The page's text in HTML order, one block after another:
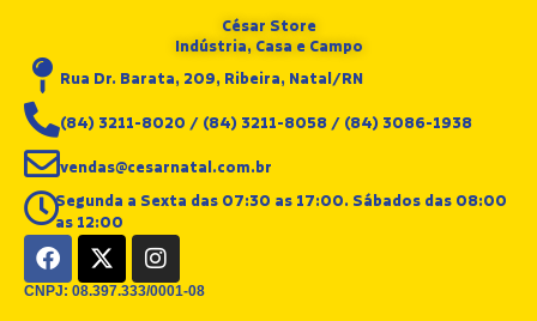
César Store
Indústria, Casa e Campo
Rua Dr. Barata, 209, Ribeira, Natal/RN
(84) 3211-8020 / (84) 3211-8058 / (84) 3086-1938
vendas@cesarnatal.com.br
Segunda a Sexta das 07:30 as 17:00. Sábados das 08:00
as 12:00
F
a
c
X
-
t
I
n
s
CNPJ: 08.397.333/0001-08